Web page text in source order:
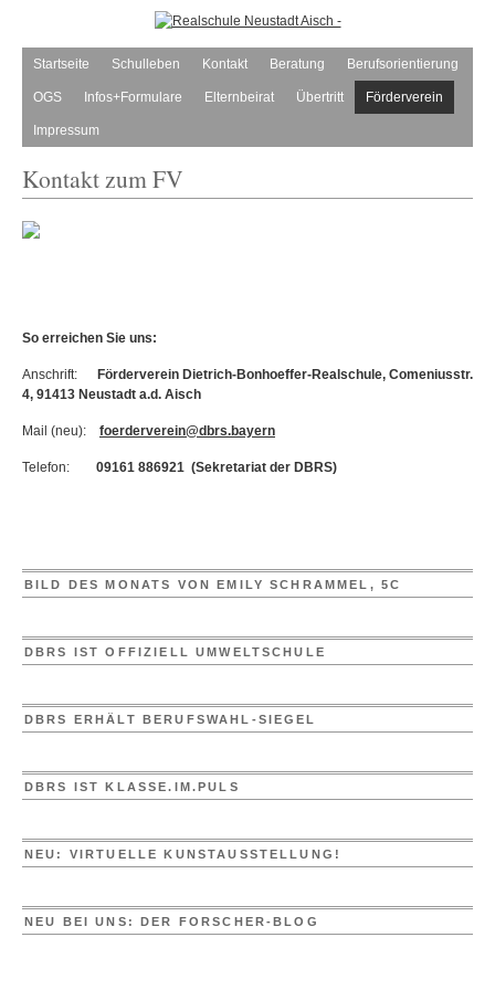
Startseite Schulleben Kontakt Beratung Berufsorientierung
OGS Infos+Formulare Elternbeirat Übertritt Förderverein
Impressum
Kontakt zum FV
So erreichen Sie uns:
Anschrift:
Förderverein Dietrich-Bonhoeffer-Realschule, Comeniusstr.
4, 91413 Neustadt a.d. Aisch
Mail (neu): foerderverein@dbrs.bayern
Telefon: 09161 886921 (Sekretariat der DBRS)
BILD DES MONATS VON EMILY SCHRAMMEL, 5C
DBRS IST OFFIZIELL UMWELTSCHULE
DBRS ERHÄLT BERUFSWAHL-SIEGEL
DBRS IST KLASSE.IM.PULS
NEU: VIRTUELLE KUNSTAUSSTELLUNG!
NEU BEI UNS: DER FORSCHER-BLOG